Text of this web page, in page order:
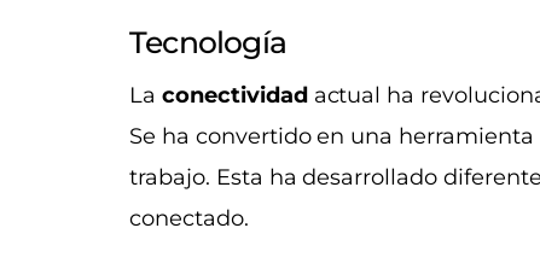
Tecnología
La conectividad actual ha
Se ha convertido en una
trabajo. Esta ha desarrollado
conectado.